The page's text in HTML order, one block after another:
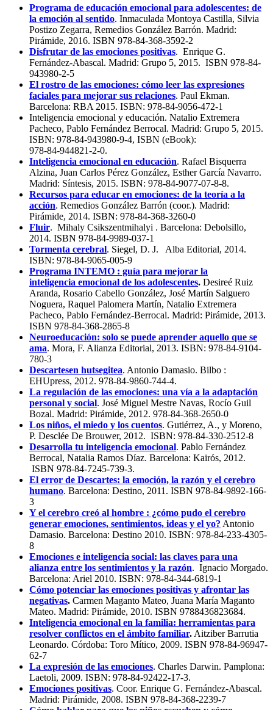
Programa de educación emocional para adolescentes: de
la emoción al sentido. Inmaculada Montoya Castilla, Silvia
Postizo Zegarra, Remedios González Barrón. Madrid:
Pirámide, 2016. ISBN 978-84-368-3592-2
Disfrutar de las emociones positivas. Enrique G.
Fernández-Abascal. Madrid: Grupo 5, 2015. ISBN 978-84-
943980-2-5
El rostro de las emociones: cómo leer las expresiones
faciales para mejorar sus relaciones. Paul Ekman.
Barcelona: RBA 2015. ISBN: 978-84-9056-472-1
Inteligencia emocional y educación. Natalio Extremera
Pacheco, Pablo Fernández Berrocal. Madrid: Grupo 5, 2015.
ISBN: 978‑84‑943980‑9‑4, ISBN (eBook):
978‑84‑944821‑2‑0.
Inteligencia emocional en educación. Rafael Bisquerra
Alzina, Juan Carlos Pérez González, Esther García Navarro.
Madrid: Síntesis, 2015. ISBN: 978-84-9077-07-8-8.
Recursos para educar en emociones: de la teoría a la
acción. Remedios González Barrón (coor.). Madrid:
Pirámide, 2014. ISBN: 978-84-368-3260-0
Fluir. Mihaly Csikszentmihalyi . Barcelona: Debolsillo,
2014. ISBN 978-84-9989-037-1
Tormenta cerebral. Siegel, D. J. Alba Editorial, 2014.
ISBN: 978-84-9065-005-9
Programa INTEMO : guía para mejorar la
inteligencia emocional de los adolescentes. Desireé Ruiz
Aranda, Rosario Cabello González, José Martín Salguero
Noguera, Raquel Palomera Martín, Natalio Extremera
Pacheco, Pablo Fernández-Berrocal. Madrid: Pirámide, 2013.
ISBN 978-84-368-2865-8
Neuroeducación: solo se puede aprender aquello que se
ama. Mora, F. Alianza Editorial, 2013. ISBN: 978-84-9104-
780-3
Descartesen hutsegitea. Antonio Damasio. Bilbo :
EHUpress, 2012. 978-84-9860-744-4.
La regulación de las emociones: una vía a la adaptación
personal y social. José Miguel Mestre Navas, Rocío Guil
Bozal. Madrid: Pirámide, 2012. 978-84-368-2650-0
Los niños, el miedo y los cuentos. Gutiérrez, A., y Moreno,
P. Desclée De Brouwer, 2012. ISBN: 978-84-330-2512-8
Desarrolla tu inteligencia emocional. Pablo Fernández
Berrocal, Natalia Ramos Díaz. Barcelona: Kairós, 2012.
ISBN 978-84-7245-739-3.
El error de Descartes: la emoción, la razón y el cerebro
humano. Barcelona: Destino, 2011. ISBN 978-84-9892-166-
3
Y el cerebro creó al hombre : ¿cómo pudo el cerebro
generar emociones, sentimientos, ideas y el yo? Antonio
Damasio. Barcelona: Destino 2010. ISBN: 978-84-233-4305-
8
Emociones e inteligencia social: las claves para una
alianza entre los sentimientos y la razón. Ignacio Morgado.
Barcelona: Ariel 2010. ISBN: 978-84-344-6819-1
Cómo potenciar las emociones positivas y afrontar las
negativas. Carmen Maganto Mateo, Juana María Maganto
Mateo. Madrid: Pirámide, 2010. ISBN 9788436823684.
Inteligencia emocional en la familia: herramientas para
resolver conflictos en el ámbito familiar.Aitziber Barrutia
Leonardo. Córdoba: Toro Mítico, 2009. ISBN 978-84-96947-
62-7
La expresión de las emociones. Charles Darwin. Pamplona:
Laetoli, 2009. ISBN: 978-84-92422-17-3.
Emociones positivas. Coor. Enrique G. Fernández-Abascal.
Madrid: Pirámide, 2008. ISBN 978-84-368-2239-7